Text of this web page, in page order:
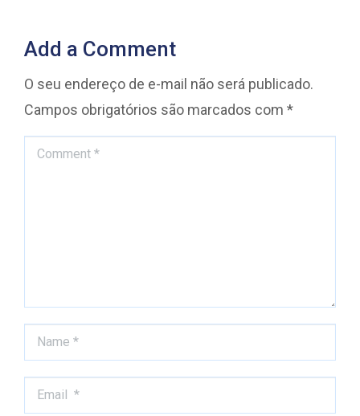
Add a Comment
O seu endereço de e-mail não será publicado.
Campos obrigatórios são marcados com *
Comment *
Name *
Email *